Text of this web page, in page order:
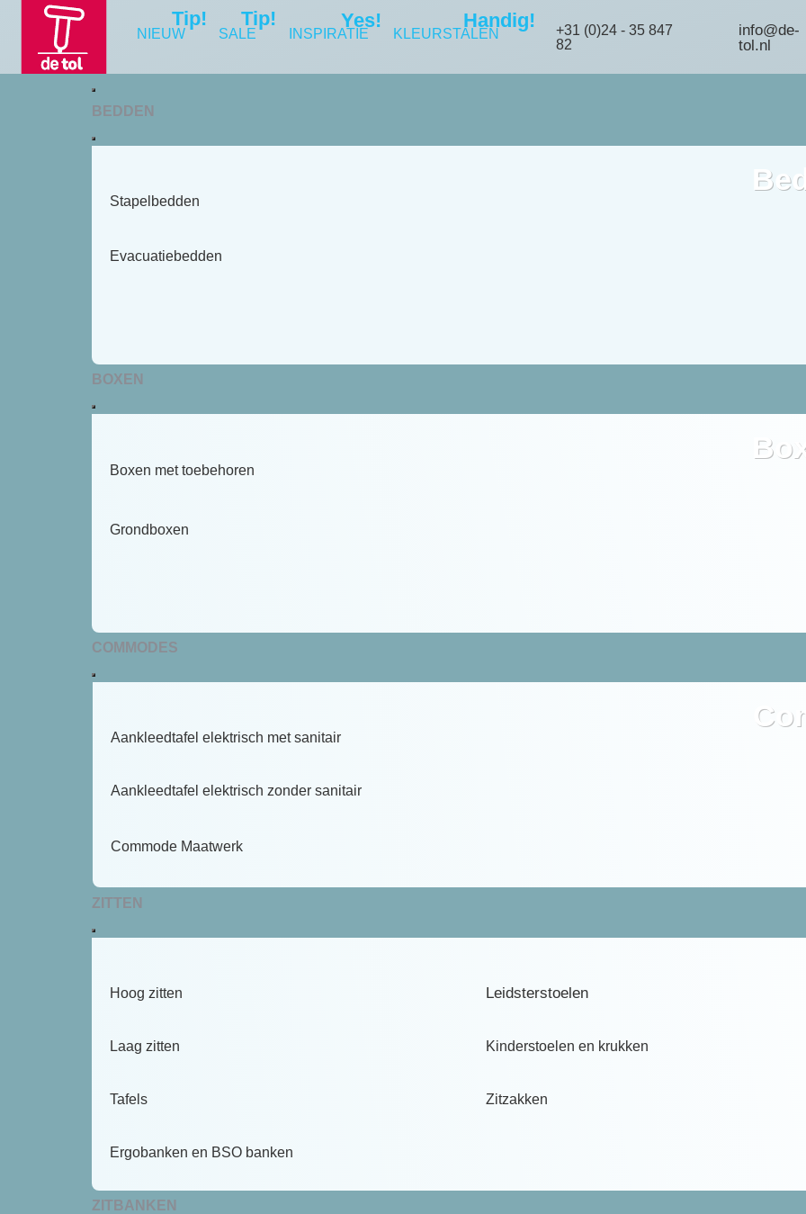
NIEUW
Tip!
SALE
Tip!
INSPIRATIE
Yes!
KLEURSTALEN
Handig!
+31 (0)24 - 35 847
82
info@de-
tol.nl
BEDDEN
Stapelbedden
Evacuatiebedden
BOXEN
Boxen met toebehoren
Grondboxen
COMMODES
Aankleedtafel elektrisch met sanitair
Aankleedtafel elektrisch zonder sanitair
Commode Maatwerk
ZITTEN
Hoog zitten
Laag zitten
Tafels
Ergobanken en BSO banken
Leidsterstoelen
Kinderstoelen en krukken
Zitzakken
ZITBANKEN